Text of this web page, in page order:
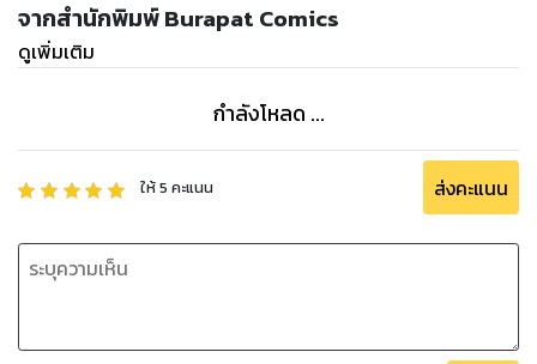
จากสำนักพิมพ์ Burapat Comics
ดูเพิ่มเติม
กำลังโหลด ...
ให้5 คะแนน ส่งคะแนน